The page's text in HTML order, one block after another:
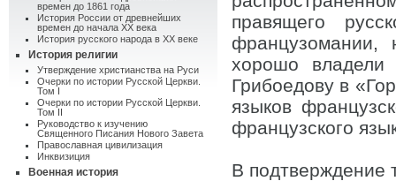
времен до 1861 года
История России от древнейших
времен до начала XX века
История русского народа в XX веке
История религии
Утверждение христианства на Руси
Очерки по истории Русской Церкви.
Том I
Очерки по истории Русской Церкви.
Том II
Руководство к изучению
Священного Писания Нового Завета
Православная цивилизация
Инквизиция
Военная история
правящего
хорошо
Грибоедову в
языков
французского
В подтверждение